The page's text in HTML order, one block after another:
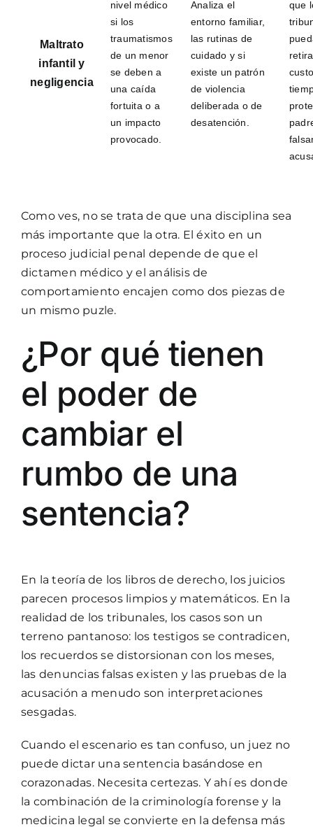
Maltrato
infantil y
negligencia
nivel médico
si los
traumatismos
de un menor
se deben a
una caída
fortuita o a
un impacto
provocado.
Analiza el
entorno familiar,
las rutinas de
cuidado y si
existe un patrón
de violencia
deliberada o de
desatención.
que
Como ves, no se trata de que una disciplina sea
más importante que la otra. El éxito en un
proceso judicial penal depende de que el
dictamen médico y el análisis de
comportamiento encajen como dos piezas de
un mismo puzle.
¿Por qué tienen
el poder de
cambiar el
rumbo de una
sentencia?
En la teoría de los libros de derecho, los juicios
parecen procesos limpios y matemáticos. En la
realidad de los tribunales, los casos son un
terreno pantanoso: los testigos se contradicen,
los recuerdos se distorsionan con los meses,
las denuncias falsas existen y las pruebas de la
acusación a menudo son interpretaciones
sesgadas.
Cuando el escenario es tan confuso, un juez no
puede dictar una sentencia basándose en
corazonadas. Necesita certezas. Y ahí es donde
la combinación de la criminología forense y la
medicina legal se convierte en la defensa más